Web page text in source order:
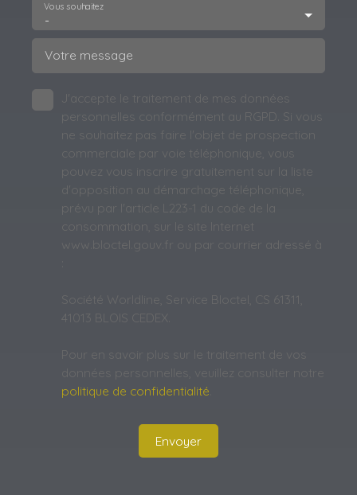
-
Vous souhaitez
Votre message
J'accepte le traitement de mes données
personnelles conformément au RGPD. Si vous
ne souhaitez pas faire l'objet de prospection
commerciale par voie téléphonique, vous
pouvez vous inscrire gratuitement sur la liste
d'opposition au démarchage téléphonique,
prévu par l'article L223-1 du code de la
consommation, sur le site Internet
www.bloctel.gouv.fr ou par courrier adressé à
Société Worldline, Service Bloctel, CS 61311,
41013 BLOIS CEDEX.
Pour en savoir plus sur le traitement de vos
données personnelles, veuillez consulter notre
politique de confidentialité
Envoyer